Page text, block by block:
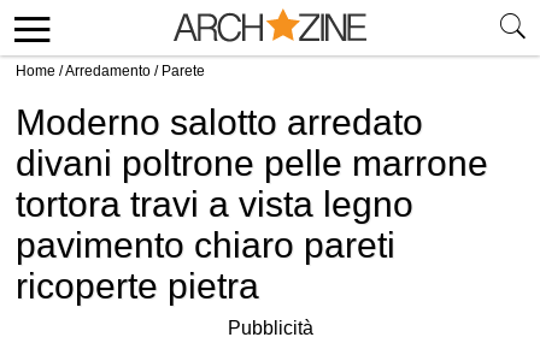
Home /Arredamento / Parete
Moderno salotto arredato
divani poltrone pelle marrone
tortora travi a vista legno
pavimento chiaro pareti
ricoperte pietra
Pubblicità